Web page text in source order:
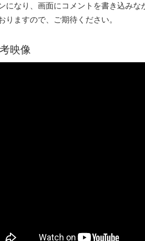
になり、画面にコメントを書き込み
りますので、ご期待ください。
映像